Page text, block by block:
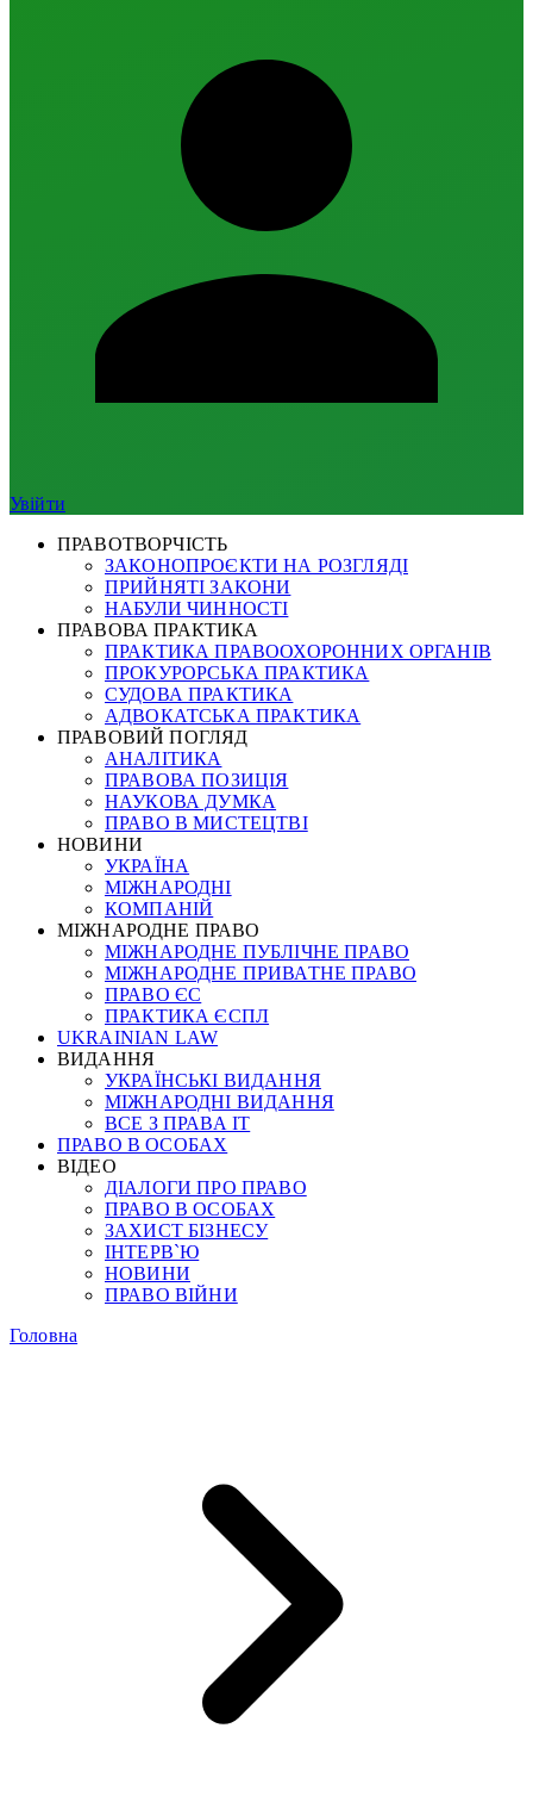
Увійти
ПРАВОТВОРЧІСТЬ
ЗАКОНОПРОЄКТИ НА РОЗГЛЯДІ
ПРИЙНЯТІ ЗАКОНИ
НАБУЛИ ЧИННОСТІ
ПРАВОВА ПРАКТИКА
ПРАКТИКА ПРАВООХОРОННИХ ОРГАНІВ
ПРОКУРОРСЬКА ПРАКТИКА
СУДОВА ПРАКТИКА
АДВОКАТСЬКА ПРАКТИКА
ПРАВОВИЙ ПОГЛЯД
АНАЛІТИКА
ПРАВОВА ПОЗИЦІЯ
НАУКОВА ДУМКА
ПРАВО В МИСТЕЦТВІ
НОВИНИ
УКРАЇНА
МІЖНАРОДНІ
КОМПАНІЙ
МІЖНАРОДНЕ ПРАВО
МІЖНАРОДНЕ ПУБЛІЧНЕ ПРАВО
МІЖНАРОДНЕ ПРИВАТНЕ ПРАВО
ПРАВО ЄС
ПРАКТИКА ЄСПЛ
UKRAINIAN LAW
ВИДАННЯ
УКРАЇНСЬКІ ВИДАННЯ
МІЖНАРОДНІ ВИДАННЯ
ВСЕ З ПРАВА ІТ
ПРАВО В ОСОБАХ
ВІДЕО
ДІАЛОГИ ПРО ПРАВО
ПРАВО В ОСОБАХ
ЗАХИСТ БІЗНЕСУ
ІНТЕРВ`Ю
НОВИНИ
ПРАВО ВІЙНИ
Головна